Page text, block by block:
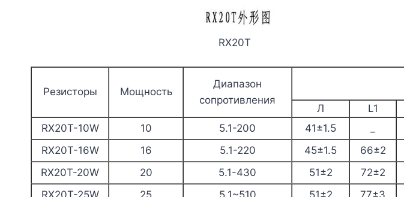
RX20T
Резисторы Мощность
Диапазон
сопротивления
Л L1
RX20T-10W
10 5.1-200 41±1.5
RX20T-16W
16 5.1-220 45±1.5 66±2
RX20T-20W
20 5.1-430 51±2 72±2
RX20T-25W
25 5.1~510 51±2 77±3